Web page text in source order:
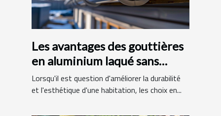
Les avantages des gouttières
en aluminium laqué sans
raccords
Lorsqu'il est question d'améliorer la durabilité
et l'esthétique d'une habitation, les choix en...